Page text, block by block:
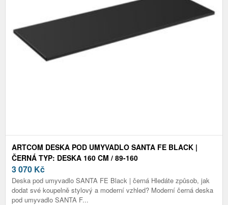
ARTCOM DESKA POD UMYVADLO SANTA FE BLACK |
ČERNÁ TYP: DESKA 160 CM / 89-160
3 070 Kč
Deska pod umyvadlo SANTA FE Black | černá Hledáte způsob, jak
dodat své koupelně stylový a moderní vzhled? Moderní černá deska
pod umyvadlo SANTA F...